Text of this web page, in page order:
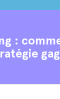
: